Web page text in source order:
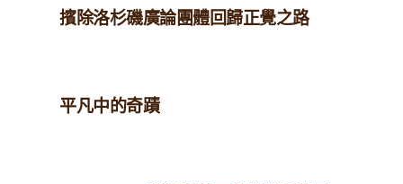
擯除洛杉磯廣論團體回歸正覺之路
平凡中的奇蹟